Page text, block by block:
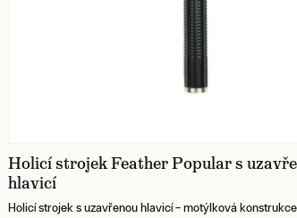
Holicí strojek Feather Popular s
hlavicí
Holicí strojek s uzavřenou hlavicí – motýlková konstrukce